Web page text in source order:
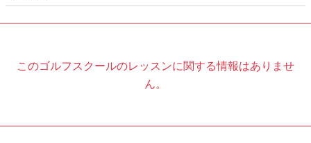
このゴルフスクールのレッスンに関する情報はありませ
ん。